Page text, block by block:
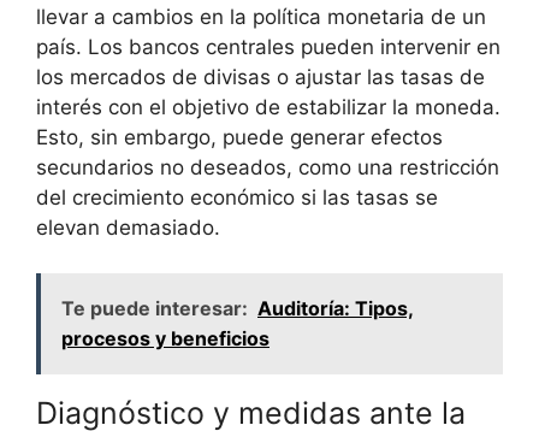
llevar a cambios en ​la‍ política monetaria de⁣ un
país. Los bancos centrales⁢ pueden intervenir en
los mercados de‍ divisas o ajustar las tasas de
⁣interés⁢ con el objetivo‌ de estabilizar ‌la moneda.
Esto, ⁣sin embargo, puede generar efectos
secundarios no⁣ deseados, como una restricción
del crecimiento económico si las tasas ⁢se
elevan ⁤demasiado.
Te puede interesar: Auditoría: Tipos,
procesos y beneficios
Diagnóstico y medidas ante la